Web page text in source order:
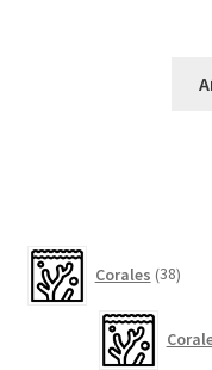
Corales 38